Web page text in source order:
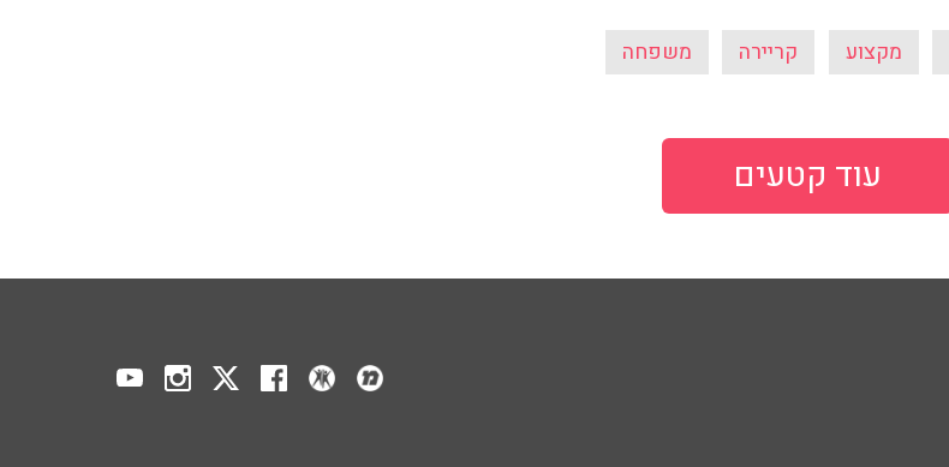
מקצוע קריירה משפחה
עוד קטעים